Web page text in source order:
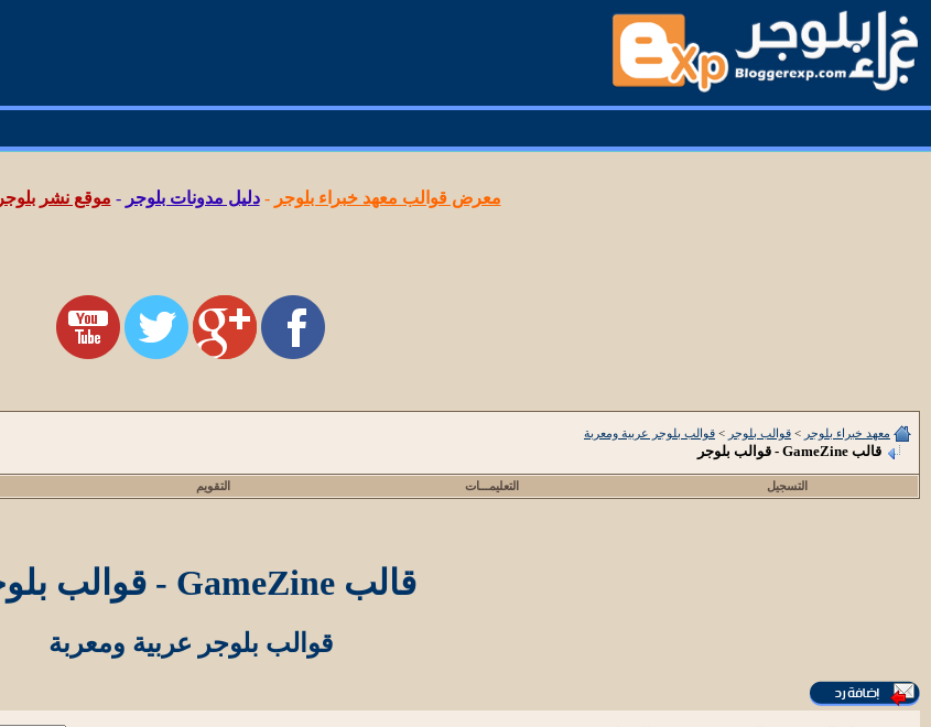
معرض قوالب معهد خبراء بلوجر -دليل مدونات بلوجر - موقع نشر بلوجر
معهد خبراء بلوجر > قوالب بلوجر > قوالب بلوجر عربية ومعربة
قالب GameZine - قوالب بلوجر
التسجيل التعليمـــات التقويم
قالب GameZine - قوالب بلوجر
قوالب بلوجر عربية ومعربة